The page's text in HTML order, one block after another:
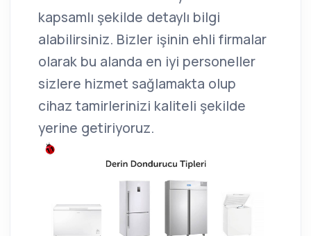
kapsamlı şekilde detaylı bilgi
alabilirsiniz. Bizler işinin ehli firmalar
olarak bu alanda en iyi personeller
sizlere hizmet sağlamakta olup
cihaz tamirlerinizi kaliteli şekilde
yerine getiriyoruz.